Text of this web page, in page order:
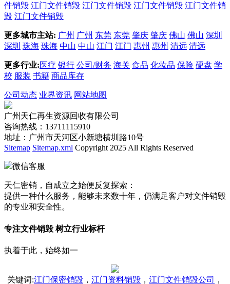
件销毁 江门文件销毁 江门文件销毁 江门文件销毁 江门文件销
毁 江门文件销毁
更多城市主站: 广州 广州 东莞 东莞 肇庆 肇庆 佛山 佛山 深圳
深圳 珠海 珠海 中山 中山 江门 江门 惠州 惠州 清远 清远
更多行业: 医疗 银行 公司/财务 海关 食品 化妆品 保险 硬盘 学
校 服装 书籍 商品库存
公司动态 业界资讯 网站地图
广州天仁再生资源回收有限公司
咨询热线：13711115910
地址：广州市天河区小新塘横圳路10号
Sitemap Sitemap.xml Copyright 2025 All Rights Reserved
微信客服
天仁密销，自成立之始便反复探索：
提供一种什么服务，能够未来数十年，仍满足客户对文件销毁
的专业和安全性。
专注文件销毁 树立行业标杆
执着于此，始终如一
关键词:江门保密销毁 ， 江门资料销毁 ， 江门文件销毁公司 ，